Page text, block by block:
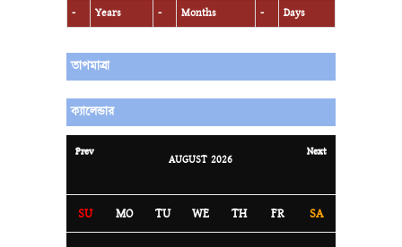
- Years - Months - Days
তাপমাত্রা
ক্যালেন্ডার
Prev
AUGUST 2026
Next
SU MO TU WE TH FR SA